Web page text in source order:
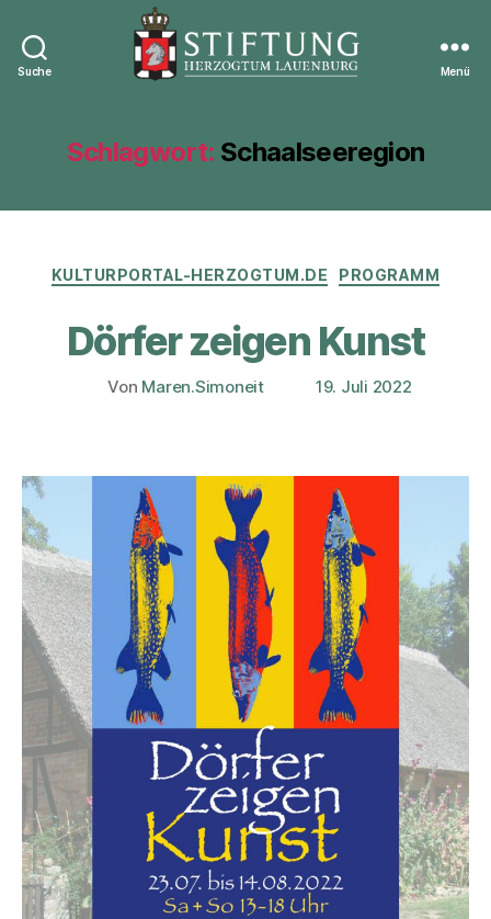
Suche
Lauenburg
Menü
Schlagwort: Schaalseeregion
Kategorien
KULTURPORTAL-HERZOGTUM.DE PROGRAMM
Dörfer zeigen Kunst
Beitragsautor
Von Maren.Simoneit Veröffentlichungsdatum
19. Juli 2022